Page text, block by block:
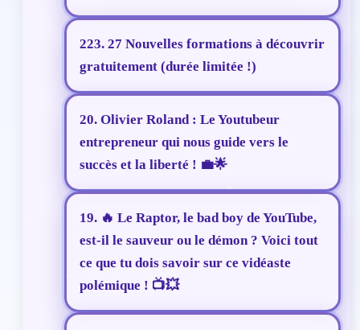
223. 27 Nouvelles formations à découvrir
gratuitement (durée limitée !)
20. Olivier Roland : Le Youtubeur
entrepreneur qui nous guide vers le
succès et la liberté ! 💼🌟
19. 🔥 Le Raptor, le bad boy de YouTube,
est-il le sauveur ou le démon ? Voici tout
ce que tu dois savoir sur ce vidéaste
polémique ! 📺💥